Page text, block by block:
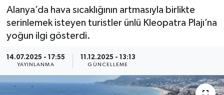
Alanya’da hava sıcaklığının artmasıyla birlikte
serinlemek isteyen turistler ünlü Kleopatra Plajı’na
yoğun ilgi gösterdi.
14.07.2025 - 17:55
YAYINLANMA
11.12.2025 - 13:13
GÜNCELLEME
Gündem
Günün Manşetleri
Son Dakika Haberleri
Haber Arşivi